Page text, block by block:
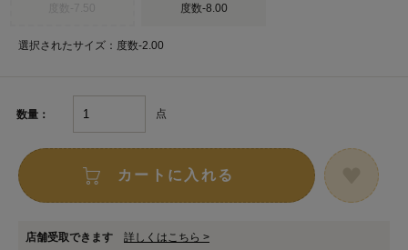
度数-8.00
選択されたサイズ：度数-2.00
数量： 点
カートに入れる
店舗受取できます 詳しくはこちら >